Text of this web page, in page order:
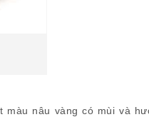
màu nâu vàng có mùi và